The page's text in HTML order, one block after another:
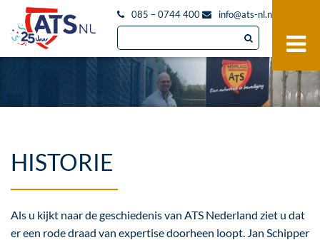
085 – 0744 400 info@ats-nl.nl
HISTORIE
Als u kijkt naar de geschiedenis van ATS Nederland ziet u dat
er een rode draad van expertise doorheen loopt. Jan Schipper